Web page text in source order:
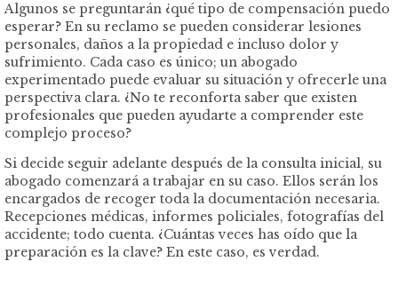
Algunos se preguntarán ¿qué tipo de compensación puedo
esperar? En su reclamo se pueden considerar lesiones
personales, daños a la propiedad e incluso dolor y
sufrimiento. Cada caso es único; un abogado
experimentado puede evaluar su situación y ofrecerle una
perspectiva clara. ¿No te reconforta saber que existen
profesionales que pueden ayudarte a comprender este
complejo proceso?
Si decide seguir adelante después de la consulta inicial, su
abogado comenzará a trabajar en su caso. Ellos serán los
encargados de recoger toda la documentación necesaria.
Recepciones médicas, informes policiales, fotografías del
accidente; todo cuenta. ¿Cuántas veces has oído que la
preparación es la clave? En este caso, es verdad.